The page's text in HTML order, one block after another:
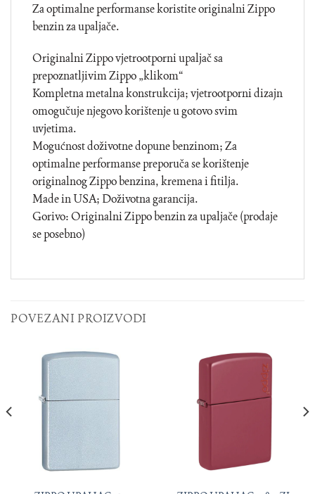
Za optimalne performanse koristite originalni Zippo
benzin za upaljače.
Originalni Zippo vjetrootporni upaljač sa
prepoznatljivim Zippo „klikom“
Kompletna metalna konstrukcija; vjetrootporni dizajn
omogučuje njegovo korištenje u gotovo svim
uvjetima.
Mogućnost doživotne dopune benzinom; Za
optimalne performanse preporuča se korištenje
originalnog Zippo benzina, kremena i fitilja.
Made in USA; Doživotna garancija.
Gorivo: Originalni Zippo benzin za upaljače (prodaje
se posebno)
POVEZANI PROIZVODI